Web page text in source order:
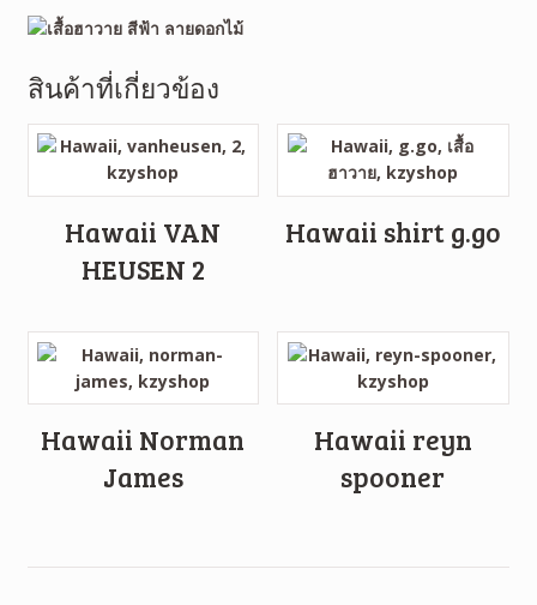
สินค้าที่เกี่ยวข้อง
Hawaii VAN
HEUSEN 2
Hawaii shirt g.go
Hawaii Norman
James
Hawaii reyn
spooner